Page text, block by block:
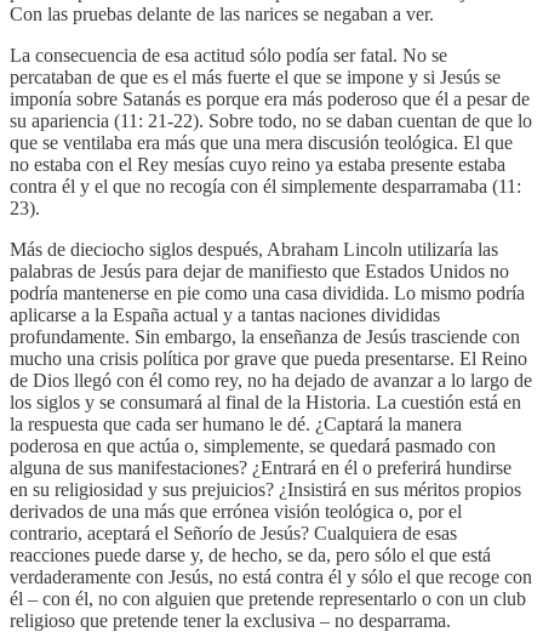
Con las pruebas delante de las narices se negaban a ver.
La consecuencia de esa actitud sólo podía ser fatal. No se
percataban de que es el más fuerte el que se impone y si Jesús se
imponía sobre Satanás es porque era más poderoso que él a pesar de
su apariencia (11: 21-22). Sobre todo, no se daban cuentan de que lo
que se ventilaba era más que una mera discusión teológica. El que
no estaba con el Rey mesías cuyo reino ya estaba presente estaba
contra él y el que no recogía con él simplemente desparramaba (11:
23).
Más de dieciocho siglos después, Abraham Lincoln utilizaría las
palabras de Jesús para dejar de manifiesto que Estados Unidos no
podría mantenerse en pie como una casa dividida. Lo mismo podría
aplicarse a la España actual y a tantas naciones divididas
profundamente. Sin embargo, la enseñanza de Jesús trasciende con
mucho una crisis política por grave que pueda presentarse. El Reino
de Dios llegó con él como rey, no ha dejado de avanzar a lo largo de
los siglos y se consumará al final de la Historia. La cuestión está en
la respuesta que cada ser humano le dé. ¿Captará la manera
poderosa en que actúa o, simplemente, se quedará pasmado con
alguna de sus manifestaciones? ¿Entrará en él o preferirá hundirse
en su religiosidad y sus prejuicios? ¿Insistirá en sus méritos propios
derivados de una más que errónea visión teológica o, por el
contrario, aceptará el Señorío de Jesús? Cualquiera de esas
reacciones puede darse y, de hecho, se da, pero sólo el que está
verdaderamente con Jesús, no está contra él y sólo el que recoge con
él – con él, no con alguien que pretende representarlo o con un club
religioso que pretende tener la exclusiva – no desparrama.